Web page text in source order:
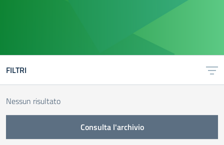
FILTRI
Nessun risultato
Consulta l'archivio